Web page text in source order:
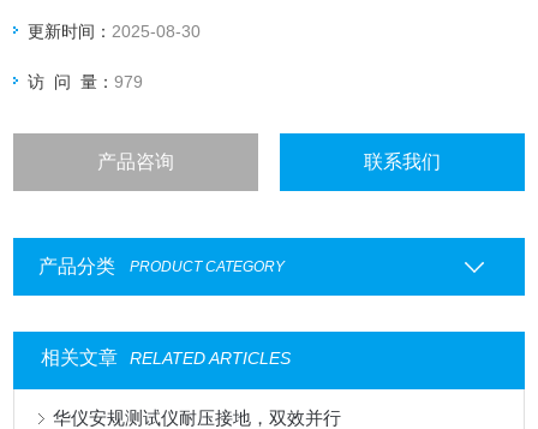
更新时间： 2025-08-30
访 问 量：979
产品咨询 联系我们
产品分类 PRODUCT CATEGORY
相关文章 RELATED ARTICLES
华仪安规测试仪耐压接地，双效并行